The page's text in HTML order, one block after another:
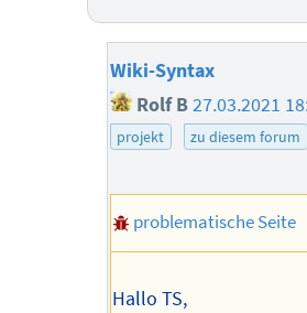
Wiki-Syntax
Rolf B 27.03.2021
projekt
zu diesem forum
problematische Seite
Hallo TS,